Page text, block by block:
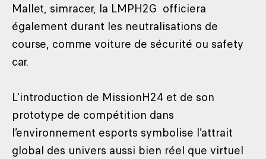
Mallet, simracer, la LMPH2G officiera
également durant les neutralisations de
course, comme voiture de sécurité ou safety
car.
L'introduction de MissionH24 et de son
prototype de compétition dans
l’environnement esports symbolise l’attrait
global des univers aussi bien réel que virtuel